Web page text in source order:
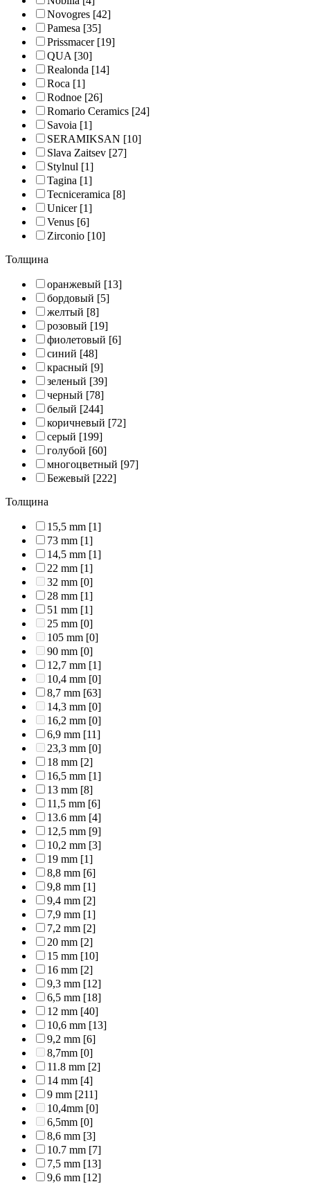
Novogres [42]
Pamesa [35]
Prissmacer[19]
QUA[30]
Realonda [14]
Roca [1]
Rodnoe [26]
Romario Ceramics [24]
Savoia [1]
SERAMIKSAN [10]
Slava Zaitsev [27]
Stylnul [1]
Tagina [1]
Tecniceramica [8]
Unicer[1]
Venus [6]
Zirconio [10]
Толщина
оранжевый [13]
бордовый [5]
желтый [8]
розовый [19]
фиолетовый [6]
синий [48]
красный [9]
зеленый [39]
черный [78]
белый [244]
коричневый [72]
серый [199]
голубой [60]
многоцветный [97]
Бежевый [222]
Толщина
15,5 mm [1]
73 mm [1]
14,5 mm [1]
22 mm [1]
32 mm [0]
28 mm [1]
51 mm [1]
25 mm [0]
105 mm [0]
90 mm [0]
12,7 mm [1]
10,4 mm [0]
8,7 mm [63]
14,3 mm [0]
16,2 mm [0]
6,9 mm [11]
23,3 mm [0]
18 mm [2]
16,5 mm [1]
13 mm [8]
11,5 mm [6]
13.6 mm [4]
12,5 mm [9]
10,2 mm [3]
19 mm [1]
8,8 mm [6]
9,8 mm [1]
9,4 mm [2]
7,9 mm [1]
7,2 mm [2]
20 mm [2]
15 mm [10]
16 mm [2]
9,3 mm [12]
6,5 mm [18]
12 mm [40]
10,6 mm [13]
9,2 mm [6]
8,7mm [0]
11.8 mm [2]
14 mm [4]
9 mm [211]
10,4mm [0]
6,5mm [0]
8,6 mm [3]
10.7 mm [7]
7,5 mm [13]
9,6 mm [12]